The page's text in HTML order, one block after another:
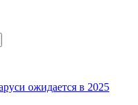
ожидается в 2025